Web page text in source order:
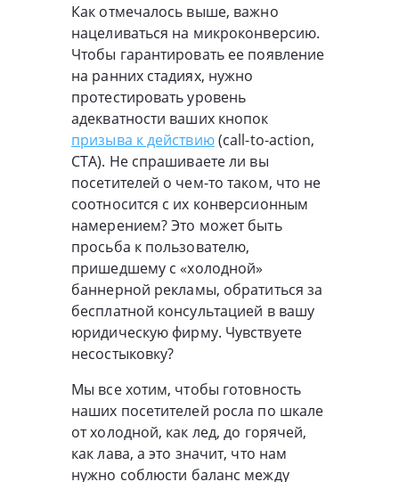
Как отмечалось выше, важно
нацеливаться на микроконверсию.
Чтобы гарантировать ее появление
на ранних стадиях, нужно
протестировать уровень
адекватности ваших кнопок
призыва к действию(call-to-action,
CTA). Не спрашиваете ли вы
посетителей о чем-то таком, что не
соотносится с их конверсионным
намерением? Это может быть
просьба к пользователю,
пришедшему с «холодной»
баннерной рекламы, обратиться за
бесплатной консультацией в вашу
юридическую фирму. Чувствуете
несостыковку?
Мы все хотим, чтобы готовность
наших посетителей росла по шкале
от холодной, как лед, до горячей,
как лава, а это значит, что нам
нужно соблюсти баланс между